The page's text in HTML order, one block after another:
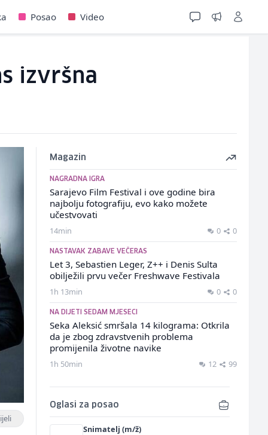
Posao Video
izvršna
Magazin
NAGRADNA IGRA
Sarajevo Film Festival i ove godine bira
najbolju fotografiju, evo kako možete
učestvovati
14min 0 0
NASTAVAK ZABAVE VEČERAS
Let 3, Sebastien Leger, Z++ i Denis Sulta
obilježili prvu večer Freshwave Festivala
1h 13min 0 0
NA DIJETI SEDAM MJESECI
Seka Aleksić smršala 14 kilograma: Otkrila
da je zbog zdravstvenih problema
promijenila životne navike
1h 50min 12 99
Oglasi za posao
Snimatelj (m/ž)